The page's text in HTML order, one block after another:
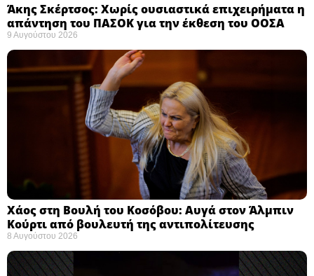
Άκης Σκέρτσος: Χωρίς ουσιαστικά επιχειρήματα η
απάντηση του ΠΑΣΟΚ για την έκθεση του ΟΟΣΑ ​
9 Αυγούστου 2026
Χάος στη Βουλή του Κοσόβου: Αυγά στον Άλμπιν
Κούρτι από βουλευτή της αντιπολίτευσης
8 Αυγούστου 2026